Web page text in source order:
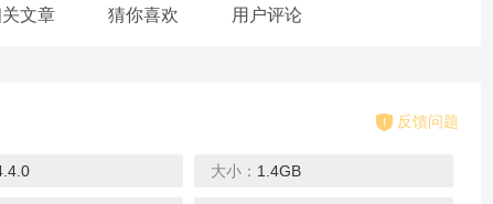
文章 猜你喜欢 用户评论
反馈问题
大小： 1.4GB